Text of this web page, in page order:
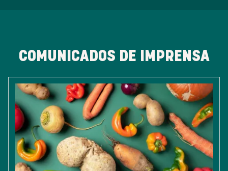
COMUNICADOS DE IMPRENSA